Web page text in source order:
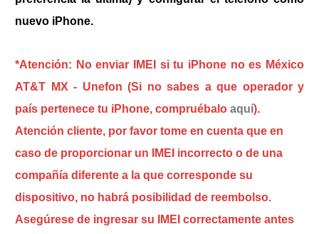
nuevo iPhone.
*Atención: No enviar IMEI si tu iPhone no es México
AT&T MX - Unefon (Si no sabes a que operador y
país pertenece tu iPhone, compruébalo aquí).
Atención cliente, por favor tome en cuenta que en
caso de proporcionar un IMEI incorrecto o de una
compañía diferente a la que corresponde su
dispositivo, no habrá posibilidad de reembolso.
Asegúrese de ingresar su IMEI correctamente antes